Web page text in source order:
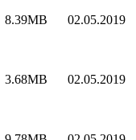
8.39MB 02.05.2019
3.68MB 02.05.2019